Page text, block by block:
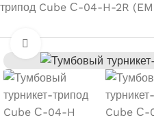
трипод Cube С-04-H-2R